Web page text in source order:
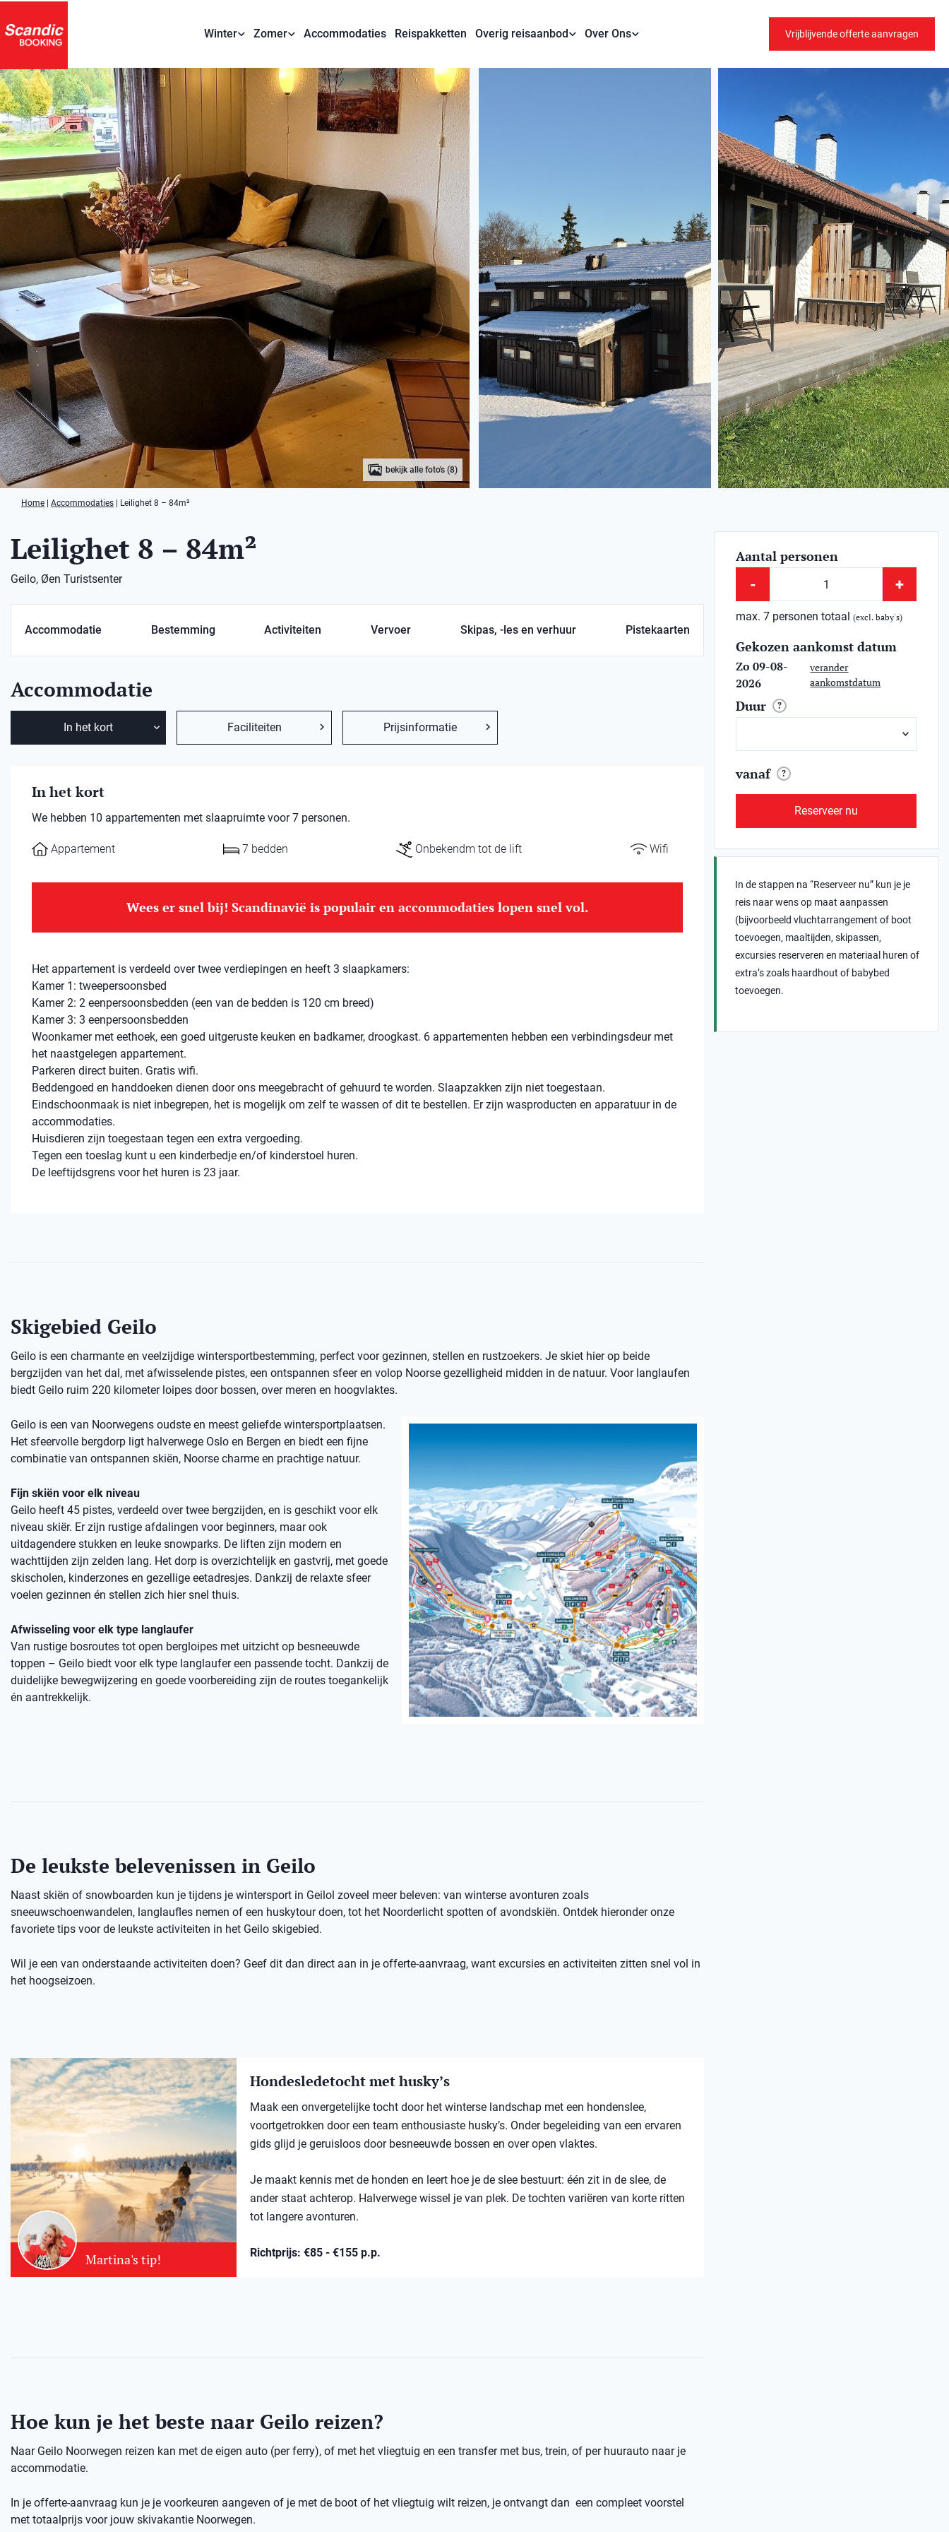
Winter Zomer Accommodaties Reispakketten Overig reisaanbod Over Ons Vrijblijvende offerte aanvragen
bekijk alle foto's (8)
Home Accommodaties Leilighet 8 – 84m²
Leilighet 8 – 84m²
Geilo, Øen Turistsenter
Accommodatie Bestemming Activiteiten Vervoer Skipas, -les en verhuur Pistekaarten
Accommodatie
In het kort Faciliteiten Prijsinformatie
In het kort
We hebben 10 appartementen met slaapruimte voor 7 personen.
Appartement 7 bedden Onbekendm tot de lift Wifi
Wees er snel bij! Scandinavië is populair en accommodaties lopen snel vol.
Het appartement is verdeeld over twee verdiepingen en heeft 3 slaapkamers:
Kamer 1: tweepersoonsbed
Kamer 2: 2 eenpersoonsbedden (een van de bedden is 120 cm breed)
Kamer 3: 3 eenpersoonsbedden
Woonkamer met eethoek, een goed uitgeruste keuken en badkamer, droogkast. 6 appartementen hebben een verbindingsdeur met
het naastgelegen appartement.
Parkeren direct buiten. Gratis wifi.
Beddengoed en handdoeken dienen door ons meegebracht of gehuurd te worden. Slaapzakken zijn niet toegestaan.
Eindschoonmaak is niet inbegrepen, het is mogelijk om zelf te wassen of dit te bestellen. Er zijn wasproducten en apparatuur in de
accommodaties.
Huisdieren zijn toegestaan ​​tegen een extra vergoeding.
Tegen een toeslag kunt u een kinderbedje en/of kinderstoel huren.
De leeftijdsgrens voor het huren is 23 jaar.
Skigebied Geilo
Geilo is een charmante en veelzijdige wintersportbestemming, perfect voor gezinnen, stellen en rustzoekers. Je skiet hier op beide
bergzijden van het dal, met afwisselende pistes, een ontspannen sfeer en volop Noorse gezelligheid midden in de natuur. Voor langlaufen
biedt Geilo ruim 220 kilometer loipes door bossen, over meren en hoogvlaktes.
Geilo is een van Noorwegens oudste en meest geliefde wintersportplaatsen.
Het sfeervolle bergdorp ligt halverwege Oslo en Bergen en biedt een fijne
combinatie van ontspannen skiën, Noorse charme en prachtige natuur.
Fijn skiën voor elk niveau
Geilo heeft 45 pistes, verdeeld over twee bergzijden, en is geschikt voor elk
niveau skiër. Er zijn rustige afdalingen voor beginners, maar ook
uitdagendere stukken en leuke snowparks. De liften zijn modern en
wachttijden zijn zelden lang. Het dorp is overzichtelijk en gastvrij, met goede
skischolen, kinderzones en gezellige eetadresjes. Dankzij de relaxte sfeer
voelen gezinnen én stellen zich hier snel thuis.
Afwisseling voor elk type langlaufer
Van rustige bosroutes tot open bergloipes met uitzicht op besneeuwde
toppen – Geilo biedt voor elk type langlaufer een passende tocht. Dankzij de
duidelijke bewegwijzering en goede voorbereiding zijn de routes toegankelijk
én aantrekkelijk.
De leukste belevenissen in Geilo
Naast skiën of snowboarden kun je tijdens je wintersport in Geilol zoveel meer beleven: van winterse avonturen zoals
sneeuwschoenwandelen, langlaufles nemen of een huskytour doen, tot het Noorderlicht spotten of avondskiën. Ontdek hieronder onze
favoriete tips voor de leukste activiteiten in het Geilo skigebied.
Wil je een van onderstaande activiteiten doen? Geef dit dan direct aan in je offerte-aanvraag, want excursies en activiteiten zitten snel vol in
het hoogseizoen.
Martina's tip!
Hondesledetocht met husky’s
Maak een onvergetelijke tocht door het winterse landschap met een hondenslee,
voortgetrokken door een team enthousiaste husky’s. Onder begeleiding van een ervaren
gids glijd je geruisloos door besneeuwde bossen en over open vlaktes.
Je maakt kennis met de honden en leert hoe je de slee bestuurt: één zit in de slee, de
ander staat achterop. Halverwege wissel je van plek. De tochten variëren van korte ritten
tot langere avonturen.
Richtprijs: €85 - €155 p.p.
Hoe kun je het beste naar Geilo reizen?
Naar Geilo Noorwegen reizen kan met de eigen auto (per ferry), of met het vliegtuig en een transfer met bus, trein, of per huurauto naar je
accommodatie.
In je offerte-aanvraag kun je je voorkeuren aangeven of je met de boot of het vliegtuig wilt reizen, je ontvangt dan een compleet voorstel
met totaalprijs voor jouw skivakantie Noorwegen.
Aantal personen
- +
max. 7 personen totaal(excl. baby's)
Gekozen aankomst datum
Zo 09-08-
2026
verander
aankomstdatum
Duur ?
vanaf ?
Reserveer nu
In de stappen na “Reserveer nu” kun je je
reis naar wens op maat aanpassen
(bijvoorbeeld vluchtarrangement of boot
toevoegen, maaltijden, skipassen,
excursies reserveren en materiaal huren of
extra’s zoals haardhout of babybed
toevoegen.